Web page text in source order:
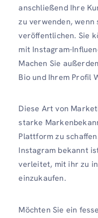
anschließend Ihre
zu verwenden,
veröffentlichen. Sie
mit Instagram-
Machen Sie
Bio und Ihrem Profil
Diese Art von
starke
Plattform zu
Instagram bekannt
verleitet, mit ihr zu
einzukaufen.
Möchten Sie ein